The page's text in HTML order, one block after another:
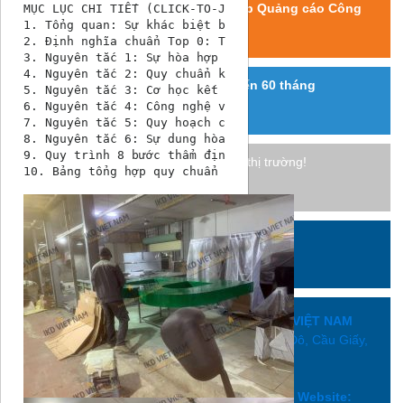
MỤC LỤC CHI TIẾT (CLICK-TO-JUMP)
1. Tổng quan: Sự khác biệt bản chất giữa quảng cáo
2. Định nghĩa chuẩn Top 0: Thế nào là nguyên tắc
3. Nguyên tắc 1: Sự hòa hợp tuyệt đối với ngôn ngữ
4. Nguyên tắc 2: Quy chuẩn khoa học thị giác và
5. Nguyên tắc 3: Cơ học kết cấu và an toàn chịu
6. Nguyên tắc 4: Công nghệ vật liệu đột phá chống
7. Nguyên tắc 5: Quy hoạch chiếu sáng kỹ thuật và
8. Nguyên tắc 6: Sự dung hòa giữa mỹ thuật hiện đại
9. Quy trình 8 bước thẩm định và hiện thực hóa thiết
Thi công, Tư vấn giải pháp Quảng cáo Công
nghệ Led
Bảo hành dài hạn từ 24 đến 60 tháng
Giá thành đảm bảo tốt nhất thị trường!
Liên hệ ngay
0926110066
CÔNG TY XÂY DỰNG QUẢNG CÁO IKD VIỆT NAM
Add: Số 39B/42/175 Lạc Long Quân, Nghĩa Đô, Cầu Giấy,
Hà Nội .
Hotline: 0926110066
Email: sales.quangcaoikd@gmail.com | Website: